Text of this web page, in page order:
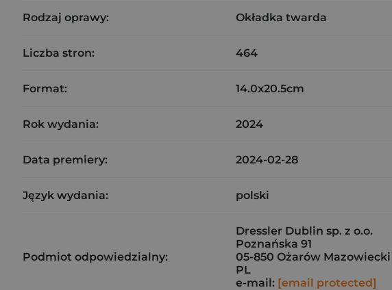
Rodzaj oprawy: Okładka twarda
Liczba stron: 464
Format: 14.0x20.5cm
Rok wydania: 2024
Data premiery: 2024-02-28
Język wydania: polski
Podmiot odpowiedzialny:
Dressler Dublin sp. z o.o.
Poznańska 91
05-850 Ożarów Mazowiecki
PL
e-mail: [email protected]